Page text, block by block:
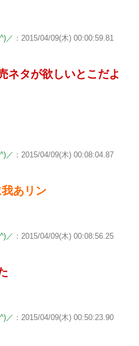
／ ：2015/04/09(木) 00:00:59.81
ネタが欲しいとこだよ
／ ：2015/04/09(木) 00:08:04.87
あリン
／ ：2015/04/09(木) 00:08:56.25
／ ：2015/04/09(木) 00:50:23.90